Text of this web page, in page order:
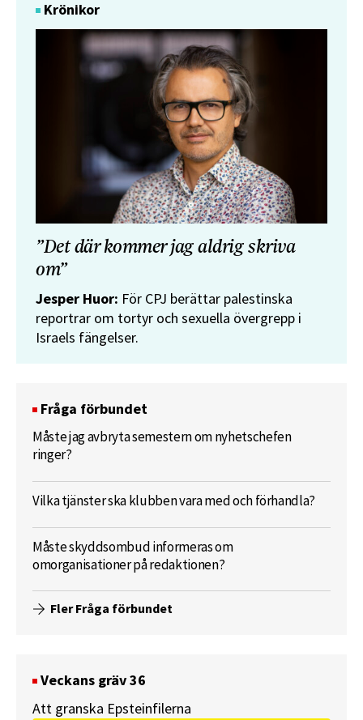
Krönikor
”Det där kommer jag aldrig skriva
om”
Jesper Huor: För CPJ berättar palestinska
reportrar om tortyr och sexuella övergrepp i
Israels fängelser.
Fråga förbundet
Måste jag avbryta semestern om nyhetschefen
ringer?
Vilka tjänster ska klubben vara med och förhandla?
Måste skyddsombud informeras om
omorganisationer på redaktionen?
Fler Fråga förbundet
Veckans gräv 36
Att granska Epsteinfilerna